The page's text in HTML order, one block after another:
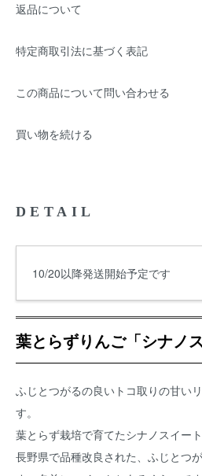
返品について
特定商取引法に基づく表記
この商品について問い合わせる
買い物を続ける
DETAIL
10/20以降発送開始予定です
葉とらずりんご「シナノ
ふじとつがるの良いトコ取りの甘い
す。
葉とらず栽培で育てたシナノスイート
長野県で品種改良された、ふじとつ